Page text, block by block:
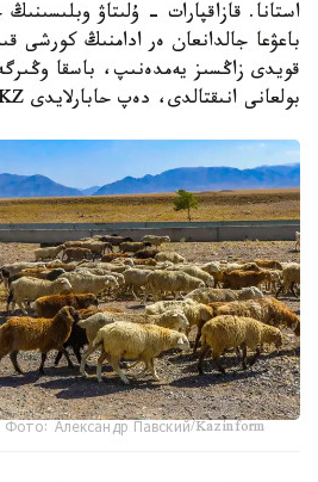
استانا. قازاقپارات - ۇلىتاۋ وبلىسىنىڭ
قويدى زاڭسىز يەمدەنىپ، باسقا
بولعانى انىقتالدى، دەپ حابارلايدى 24KZ.
Фото: Александр Павский/Kazinform